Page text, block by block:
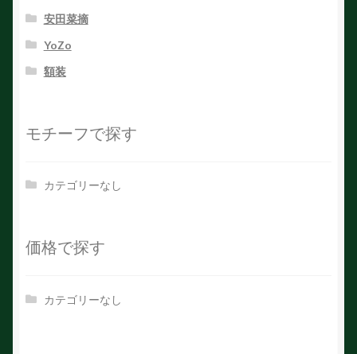
安田菜摘
YoZo
額装
モチーフで探す
カテゴリーなし
価格で探す
カテゴリーなし